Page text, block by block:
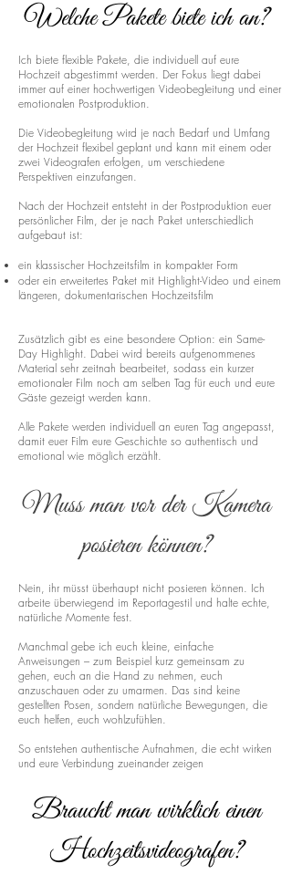
Welche Pakete biete ich an?
Ich biete flexible Pakete, die individuell auf eure
Hochzeit abgestimmt werden. Der Fokus liegt dabei
immer auf einer hochwertigen Videobegleitung und einer
emotionalen Postproduktion.
Die Videobegleitung wird je nach Bedarf und Umfang
der Hochzeit flexibel geplant und kann mit einem oder
zwei Videografen erfolgen, um verschiedene
Perspektiven einzufangen.
Nach der Hochzeit entsteht in der Postproduktion euer
persönlicher Film, der je nach Paket unterschiedlich
aufgebaut ist:
ein klassischer Hochzeitsfilm in kompakter Form
oder ein erweitertes Paket mit Highlight-Video und einem
längeren, dokumentarischen Hochzeitsfilm
Zusätzlich gibt es eine besondere Option: ein Same-
Day Highlight. Dabei wird bereits aufgenommenes
Material sehr zeitnah bearbeitet, sodass ein kurzer
emotionaler Film noch am selben Tag für euch und eure
Gäste gezeigt werden kann.
Alle Pakete werden individuell an euren Tag angepasst,
damit euer Film eure Geschichte so authentisch und
emotional wie möglich erzählt.
Muss man vor der Kamera
posieren können?
Nein, ihr müsst überhaupt nicht posieren können. Ich
arbeite überwiegend im Reportagestil und halte echte,
natürliche Momente fest.
Manchmal gebe ich euch kleine, einfache
Anweisungen – zum Beispiel kurz gemeinsam zu
gehen, euch an die Hand zu nehmen, euch
anzuschauen oder zu umarmen. Das sind keine
gestellten Posen, sondern natürliche Bewegungen, die
euch helfen, euch wohlzufühlen.
So entstehen authentische Aufnahmen, die echt wirken
und eure Verbindung zueinander zeigen
Braucht man wirklich einen
Hochzeitsvideografen?